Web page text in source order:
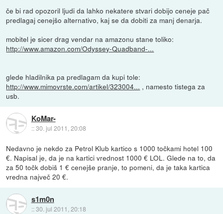
če bi rad opozoril ljudi da lahko nekatere stvari dobijo ceneje pač
predlagaj cenejšo alternativo, kaj se da dobiti za manj denarja.
mobitel je sicer drag vendar na amazonu stane toliko:
http://www.amazon.com/Odyssey-Quadband-...
glede hladilnika pa predlagam da kupi tole:
http://www.mimovrste.com/artikel/323004... , namesto tistega za
usb.
KoMar-
::30. jul 2011, 20:08
Nedavno je nekdo za Petrol Klub kartico s 1000 točkami hotel 100
€. Napisal je, da je na kartici vrednost 1000 € LOL. Glede na to, da
za 50 točk dobiš 1 € cenejše pranje, to pomeni, da je taka kartica
vredna največ 20 €.
s1m0n
::30. jul 2011, 20:18